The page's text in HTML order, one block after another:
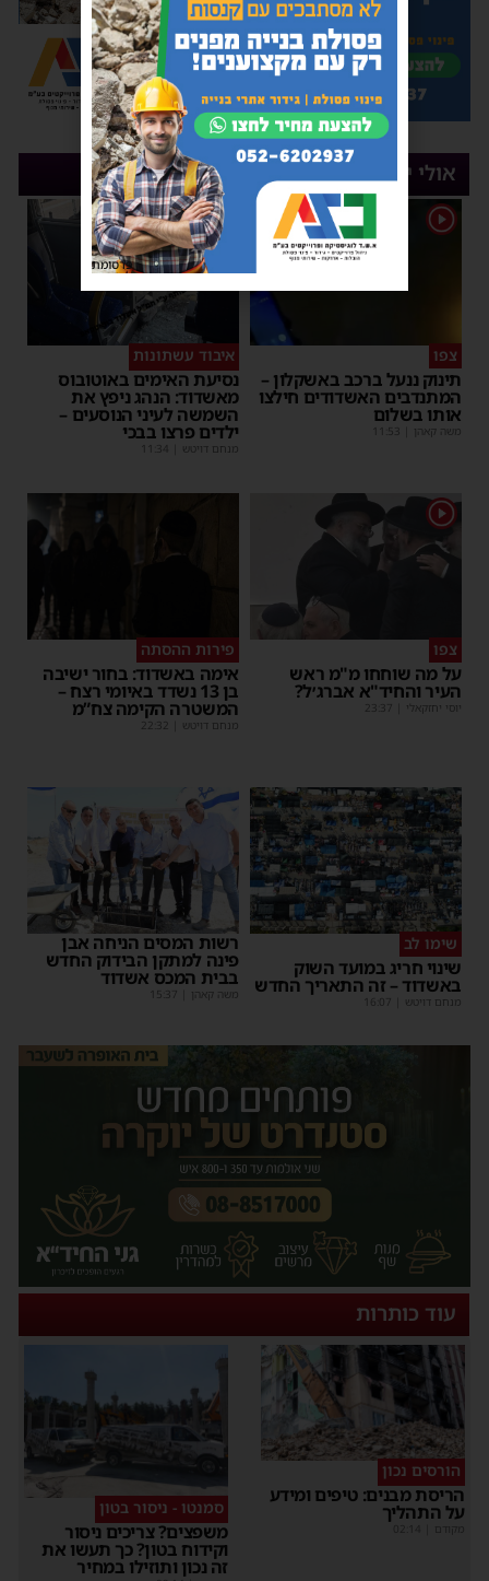
אולי יעניין אותך
1
צפו
תינוק ננעל ברכב באשקלון –
המתנדבים האשדודים חילצו
אותו בשלום
משה קאהן 11:53
1
איבוד עשתונות
נסיעת האימים באוטובוס
מאשדוד: הנהג ניפץ את
השמשה לעיני הנוסעים –
ילדים פרצו בבכי
מנחם דויטש 11:34
1
צפו
על מה שוחחו מ"מ ראש
העיר והחיד"א אברג׳ל?
יוסי יחזקאלי 23:37
פירות ההסתה
אימה באשדוד: בחור ישיבה
בן 13 נשדד באיומי רצח –
המשטרה הקימה צח”מ
מנחם דויטש 22:32
שימו לב
שינוי חריג במועד השוק
באשדוד – זה התאריך החדש
מנחם דויטש 16:07
רשות המסים הניחה אבן
פינה למתקן הבידוק החדש
בבית המכס אשדוד
משה קאהן 15:37
עוד כותרות
הורסים נכון
הריסת מבנים: טיפים ומידע
על התהליך
מקודם
סמנטו - ניסור בטון
משפצים? צריכים ניסור
וקידוח בטון? כך תעשו את
זה נכון ותוזילו במחיר
פרסומת